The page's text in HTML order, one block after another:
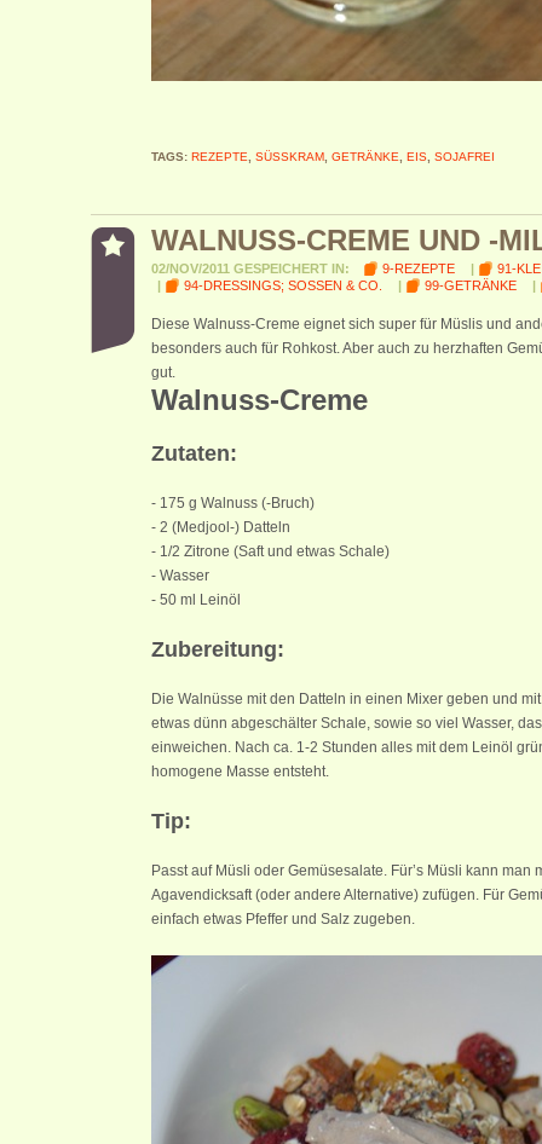
TAGS: REZEPTE SÜSSKRAM GETRÄNKE EIS SOJAFREI
WALNUSS-CREME UND -
02/NOV/2011 GESPEICHERT IN: 9-REZEPTE |
91-
|
94-DRESSINGS; SOSSEN & CO. | 99-GETRÄNKE |
Diese Walnuss-Creme eignet sich super für Müslis und
besonders auch für Rohkost. Aber auch zu herzhaften
gut.
Walnuss-Creme
Zutaten:
- 175 g Walnuss (-Bruch)
- 2 (Medjool-) Datteln
- 1/2 Zitrone (Saft und etwas Schale)
- Wasser
- 50 ml Leinöl
Zubereitung:
Die Walnüsse mit den Datteln in einen Mixer geben und
etwas dünn abgeschälter Schale, sowie so viel Wasser,
einweichen. Nach ca. 1-2 Stunden alles mit dem Leinöl
homogene Masse entsteht.
Tip:
Passt auf Müsli oder Gemüsesalate. Für’s Müsli kann man
Agavendicksaft (oder andere Alternative) zufügen. Für
einfach etwas Pfeffer und Salz zugeben.